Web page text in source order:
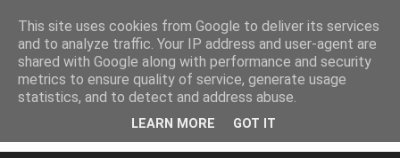
HOME IMPRESSUM
This site uses cookies from Google to deliver its services
and to analyze traffic. Your IP address and user-agent are
shared with Google along with performance and security
metrics to ensure quality of service, generate usage
statistics, and to detect and address abuse.
LEARN MORE GOT IT